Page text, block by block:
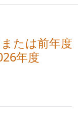
たは前年度
年度